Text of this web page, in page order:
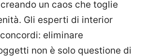
un caos che toglie
Gli esperti di interior
eliminare
non è solo questione di